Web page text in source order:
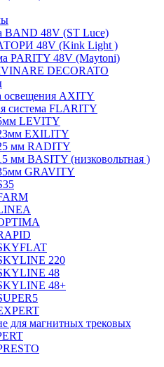
BAND 48V (ST Luce)
48V (Kink Light )
PARITY 48V (Maytoni)
DECORATO
освещения AXITY
система FLARITY
5мм LEVITY
23мм EXILITY
мм RADITY
мм BASITY (низковольтная )
GRAVITY
220
48
48+
для магнитных трековых